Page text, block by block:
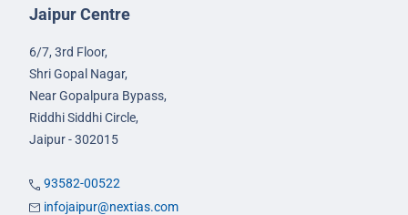
Jaipur Centre
6/7, 3rd Floor,
Shri Gopal Nagar,
Near Gopalpura Bypass,
Riddhi Siddhi Circle,
Jaipur - 302015
93582-00522
infojaipur@nextias.com